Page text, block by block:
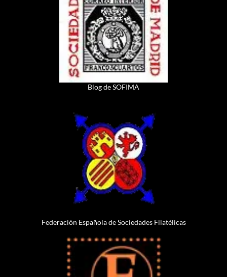
Blog de SOFIMA
Federación Española de Sociedades Filatélicas